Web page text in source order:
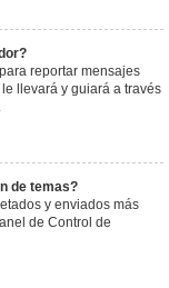
reportar mensajes
llevará y guiará a través
de temas?
y enviados más
de Control de